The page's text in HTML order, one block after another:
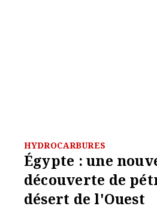
HYDROCARBURES
Égypte : une
découverte de
désert de l'Ouest